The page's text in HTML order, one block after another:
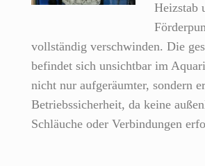
Heizstab
vollständig verschwinden. Die
befindet sich unsichtbar im
nicht nur aufgeräumter, sondern
Betriebssicherheit, da keine
Schläuche oder Verbindungen